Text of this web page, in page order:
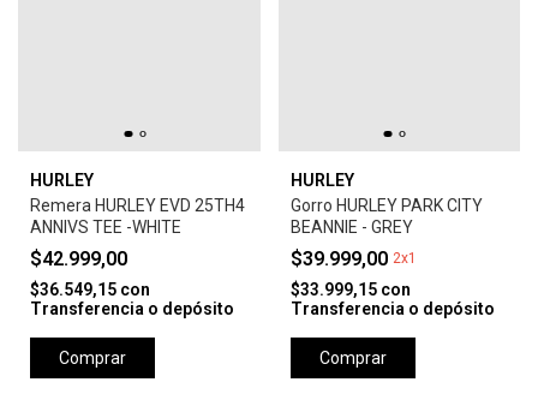
HURLEY
Remera HURLEY EVD 25TH4
ANNIVS TEE -WHITE
$42.999,00
$36.549,15 con
Transferencia o depósito
Comprar
HURLEY
Gorro HURLEY PARK CITY
BEANNIE - GREY
$39.999,00 2x1
$33.999,15 con
Transferencia o depósito
Comprar